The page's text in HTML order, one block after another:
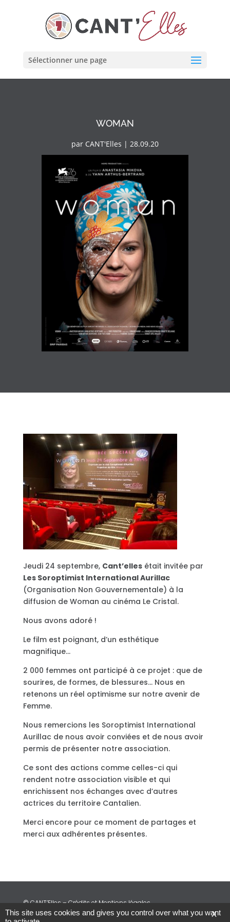
Sélectionner une page
WOMAN
par CANT'Elles | 28.09.20
Jeudi 24 septembre, Cant’ellesétait invitée par
Les Soroptimist International Aurillac
(Organisation Non Gouvernementale) à la
diffusion de Woman au cinéma Le Cristal.
Nous avons adoré !
Le film est poignant, d’un esthétique
magnifique…
2 000 femmes ont participé à ce projet : que de
sourires, de formes, de blessures… Nous en
retenons un réel optimisme sur notre avenir de
Femme.
Nous remercions les Soroptimist International
Aurillac de nous avoir conviées et de nous avoir
permis de présenter notre association.
Ce sont des actions comme celles-ci qui
rendent notre association visible et qui
enrichissent nos échanges avec d’autres
actrices du territoire Cantalien.
Merci encore pour ce moment de partages et
merci aux adhérentes présentes.
© CANT’Elles – Crédits et Mentions légales
X
This site uses cookies and gives you control over what you want